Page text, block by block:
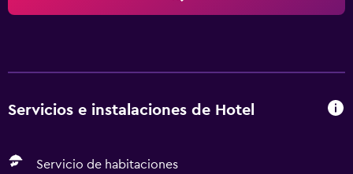
Servicios e instalaciones de Hotel
Servicio de habitaciones